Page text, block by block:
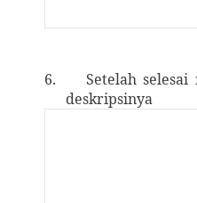
6.
Setelah
deskripsinya